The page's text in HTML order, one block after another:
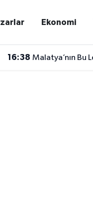
Ekonomi
16:24 Battalgazi’de